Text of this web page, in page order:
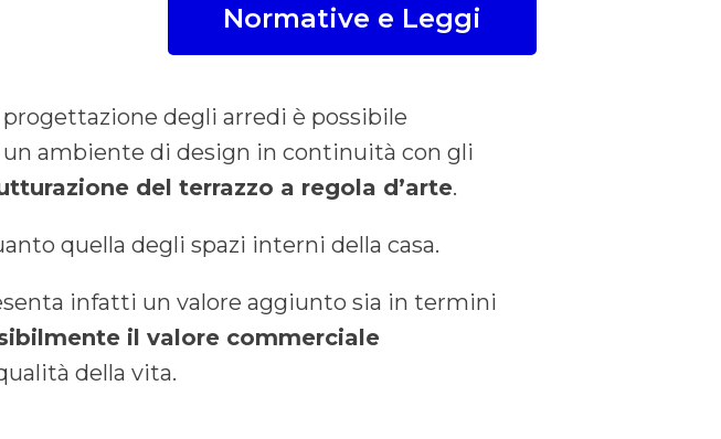
Normative e Leggi
degli arredi è possibile
ambiente di design in continuità con gli
del terrazzo a regola d’arte.
quella degli spazi interni della casa.
infatti un valore aggiunto sia in termini
il valore commerciale
della vita.